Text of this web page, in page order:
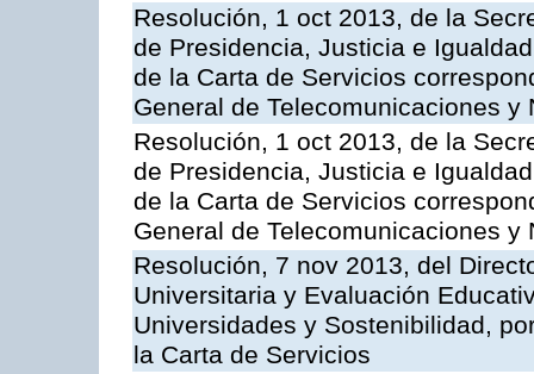
Resolución, 1 oct 2013, de la
de Presidencia, Justicia e
de la Carta de Servicios
General de Telecomunicaciones y
Resolución, 1 oct 2013, de la
de Presidencia, Justicia e
de la Carta de Servicios
General de Telecomunicaciones y
Resolución, 7 nov 2013, del
Universitaria y Evaluación
Universidades y Sostenibilidad,
la Carta de Servicios